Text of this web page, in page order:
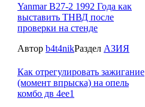
Yanmar B27-2 1992 Года как
выставить ТНВД после
проверки на стенде
Автор b4t4nikРаздел АЗИЯ
Как отрегулировать зажигание
(момент впрыска) на опель
комбо дв 4ее1